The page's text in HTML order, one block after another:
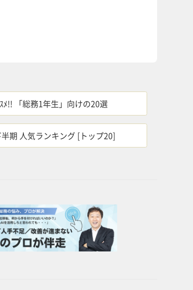
ﾒ!! 「総務1年生」向けの20選
期 人気ランキング [トップ20]